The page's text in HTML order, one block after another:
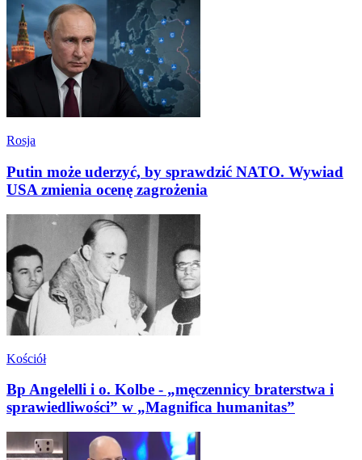
Rosja
Putin może uderzyć, by sprawdzić NATO. Wywiad
USA zmienia ocenę zagrożenia
Kościół
Bp Angelelli i o. Kolbe - „męczennicy braterstwa i
sprawiedliwości” w „Magnifica humanitas”